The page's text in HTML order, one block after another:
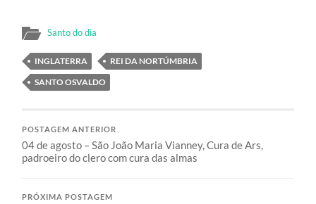
Santo do dia
INGLATERRA
REI DA NORTÚMBRIA
SANTO OSVALDO
POSTAGEM ANTERIOR
04 de agosto – São João Maria Vianney, Cura de Ars,
padroeiro do clero com cura das almas
PRÓXIMA POSTAGEM